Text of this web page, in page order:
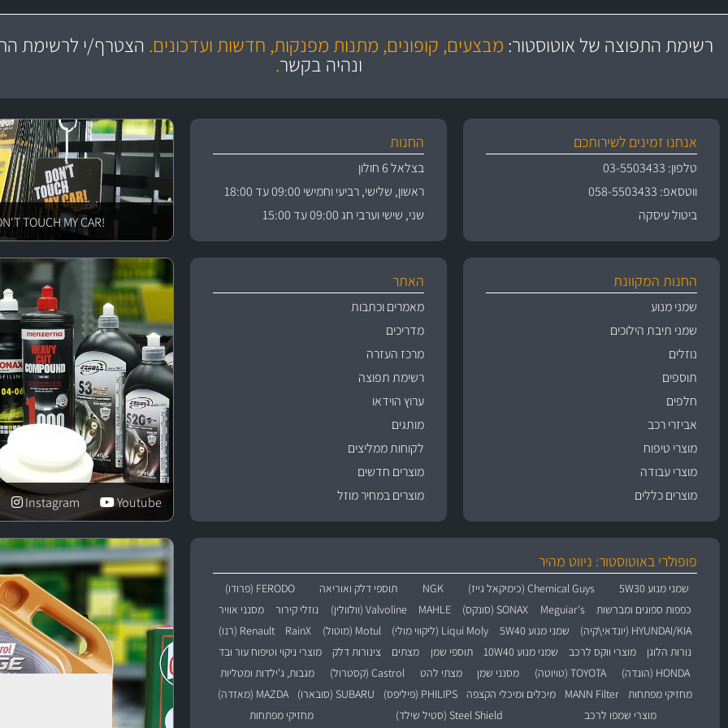
משלוח מהיר
באמצעות צ'יטה
משלוחים
מקצועיות
ושירות מצויין רשימת התפוצה של אוטוסטור: מבצעים, קופונים, מתנות מפנקות, חדשות ועדכונים. הצטרף/י לרשימת
ונהיה בקשר.
אנחנו זמינים לשירותכם
טלפון: 03-5503433
ווטסאפ: 058-5503433
ביטול עיסקה
החנות
בצלאל 6 חולון
ראשון, שלישי, רביעי וחמישי 09:00 עד 18:00
שני, שישי וערבי חג 09:00 עד 15:00
!DON'T TOUCH MY CAR
החנות המקוונת
שמני מנוע
שמני תיבת הילוכים
נוזלים
תוספים
חלפים
אביזרי רכב
מוצרי טיפוח
מוצרי עבודה
מוצרים כללים
האתר
מאמרים וכתבות
מדריכים
מרכז העזרה
רשימת תפוצה
ערוץ הוידאו
מותגים
לקוחות ממליצים
מוצרים חדשים
מוצרים במחיר מוזל
Youtube
Instagram
פופולרי באוטוסטור: ניווט מהיר
שמני מנוע 5W30 Chemical Guys (כימיקאל גייז) NGK תוספי דלק ואוריאה
FERODO (פרודו)
כפפות ספוגים ומברשות
Meguiar's SONAX (סונקס) MAHLE Valvoline (וולוולין) נוזלי קירור
מסנני אוויר
HYUNDAI/KIA (יונדאי\קיה)
שמני מנוע 5W40 Liqui Moly (ליקווי מולי) Motul (מוטול) RainX
Renault (רנו)
נורות הלוגן
מוצרי ווקס לרכב שמני מנוע 10W40 תוספי שמן מצתים צינורות דלק
מוצרי ניקוי וטיפוח עור ובד
HONDA (הונדה)
TOYOTA (טויוטה) מסנני שמן מצתי להט Castrol (קסטרול)
מגבות, ג'ילדות ומטליות
מחזיקי מפתחות
MANN Filter מיכלים ומיכלי הקצפה PHILIPS (פיליפס) SUBARU (סובארו)
MAZDA (מאזדה)
מוצרי שמפו לרכב
Steel Shield (סטיל שילד) מחזיקי מפתחות